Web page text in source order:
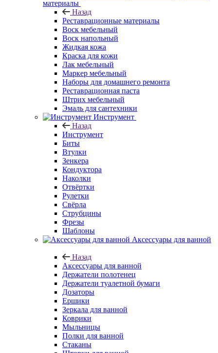
материалы
Назад
Реставрационные материалы
Воск мебельный
Воск напольный
Жидкая кожа
Краска для кожи
Лак мебельный
Маркер мебельный
Наборы для домашнего ремонта
Реставрационная паста
Штрих мебельный
Эмаль для сантехники
Инструмент
Назад
Инструмент
Биты
Втулки
Зенкера
Кондуктора
Наколки
Отвёртки
Рулетки
Свёрла
Струбцины
Фрезы
Шаблоны
Аксессуары для ванной
Назад
Аксессуары для ванной
Держатели полотенец
Держатели туалетной бумаги
Дозаторы
Ершики
Зеркала для ванной
Коврики
Мыльницы
Полки для ванной
Стаканы